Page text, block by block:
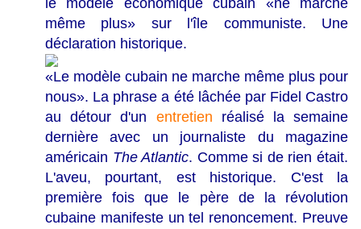
le modèle économique cubain «ne marche
même plus» sur l'île communiste. Une
déclaration historique.
«Le modèle cubain ne marche même plus pour
nous». La phrase a été lâchée par Fidel Castro
au détour d'un entretien réalisé la semaine
dernière avec un journaliste du magazine
américain The Atlantic. Comme si de rien était.
L'aveu, pourtant, est historique. C'est la
première fois que le père de la révolution
cubaine manifeste un tel renoncement. Preuve